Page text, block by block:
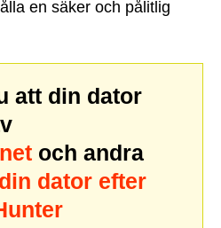
en säker och pålitlig
att din dator
och andra
dator efter